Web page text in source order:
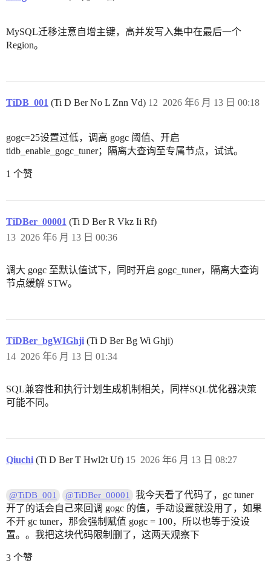
MySQL迁移注意自增主键，高并发写入集中在最后一个
Region。
TiDB_001 (Ti D Ber No L Znn Vd) 2026 年6 月 13 日 00:18
12
gogc=25设置过低，调高 gogc 阈值、开启
tidb_enable_gogc_tuner；隔离大查询至专属节点，试试。
1 个赞
TiDBer_00001 (Ti D Ber R Vkz Ii Rf)
2026 年6 月 13 日 00:36
13
调大 gogc 至默认值试下，同时开启 gogc_tuner，隔离大查询
节点缓解 STW。
TiDBer_bgWIGhji (Ti D Ber Bg Wi Ghji)
2026 年6 月 13 日 01:34
14
SQL兼容性和执行计划生成机制相关，同样SQL优化器决策
可能不同。
Qiuchi (Ti D Ber T Hwl2t Uf) 2026 年6 月 13 日 08:27
15
@TiDB_001 @TiDBer_00001
我今天看了代码了，gc tuner
开了的话会自己来回调 gogc 的值，手动设置就没用了，如果
不开 gc tuner，那会强制赋值 gogc = 100，所以也等于没设
置。。我把这块代码限制删了，这两天观察下
3 个赞